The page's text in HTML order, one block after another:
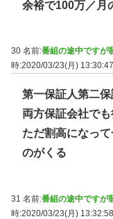
余裕で100万／月
30 名前:番組の途中ですが
時:2020/03/23(月)
第一保証人第二
両方保証会社で
ただ割高になっ
のがくる
31 名前:番組の途中ですが
時:2020/03/23(月)